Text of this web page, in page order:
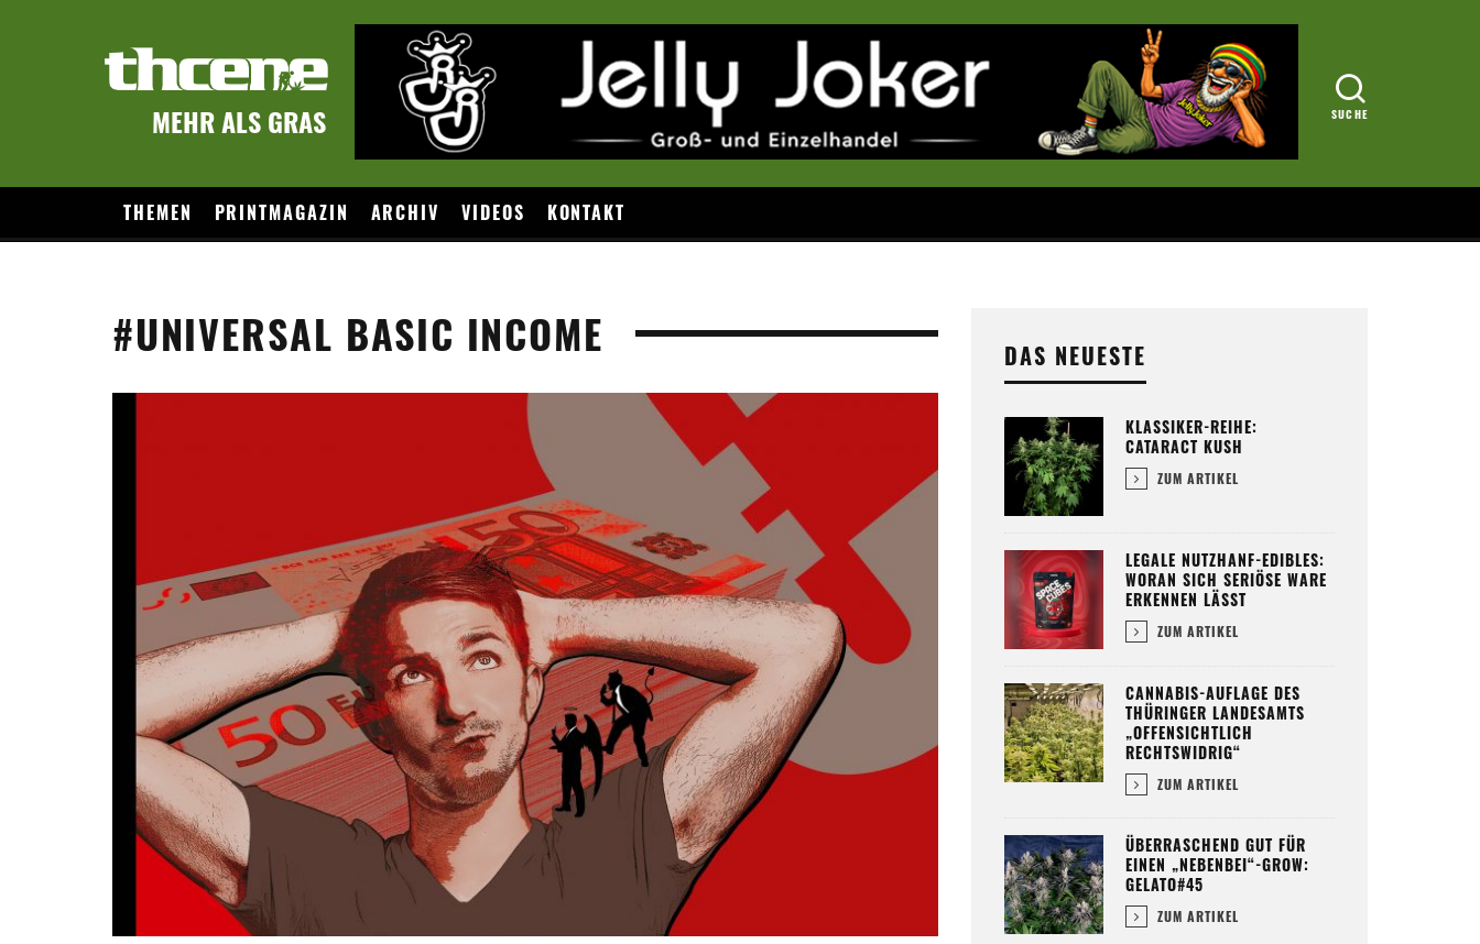
MEHR ALS GRAS
THEMEN PRINTMAGAZIN ARCHIV VIDEOS KONTAKT
#UNIVERSAL BASIC INCOME DAS NEUESTE
KLASSIKER-REIHE:
CATARACT KUSH
ZUM ARTIKEL
LEGALE NUTZHANF-EDIBLES:
WORAN SICH SERIÖSE WARE
ERKENNEN LÄSST
ZUM ARTIKEL
CANNABIS-AUFLAGE DES
THÜRINGER LANDESAMTS
„OFFENSICHTLICH
RECHTSWIDRIG“
ZUM ARTIKEL
ÜBERRASCHEND GUT FÜR
EINEN „NEBENBEI“-GROW:
GELATO#45
ZUM ARTIKEL